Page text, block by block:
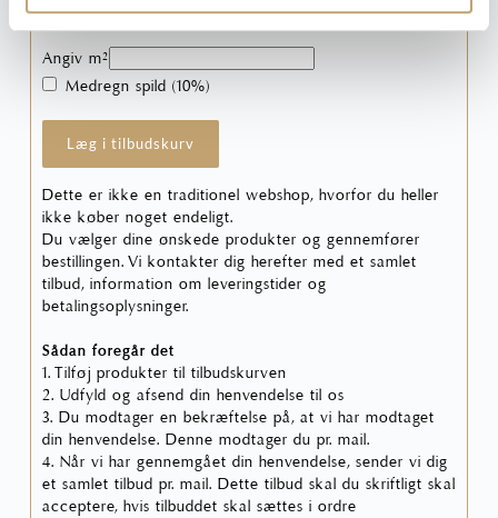
Angiv m²
Medregn spild (10%)
Læg i tilbudskurv
Dette er ikke en traditionel webshop, hvorfor du heller
ikke køber noget endeligt.
Du vælger dine ønskede produkter og gennemfører
bestillingen. Vi kontakter dig herefter med et samlet
tilbud, information om leveringstider og
betalingsoplysninger.
Sådan foregår det
1. Tilføj produkter til tilbudskurven
2. Udfyld og afsend din henvendelse til os
3. Du modtager en bekræftelse på, at vi har modtaget
din henvendelse. Denne modtager du pr. mail.
4. Når vi har gennemgået din henvendelse, sender vi dig
et samlet tilbud pr. mail. Dette tilbud skal du skriftligt skal
acceptere, hvis tilbuddet skal sættes i ordre